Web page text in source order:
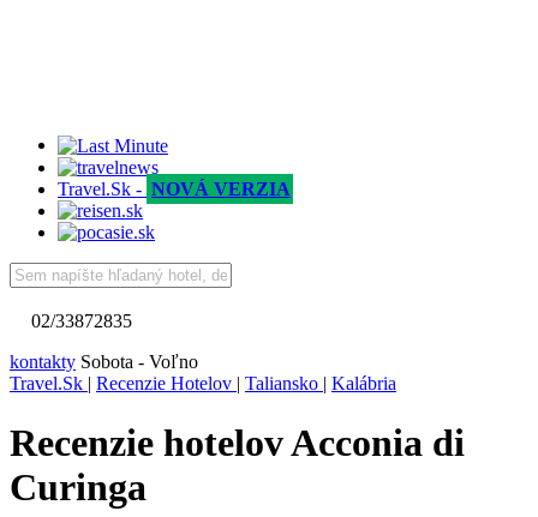
Travel.Sk - NOVÁ VERZIA
02/33872835
kontakty Sobota - Voľno
Travel.Sk | Recenzie Hotelov | Taliansko | Kalábria
Recenzie hotelov Acconia di
Curinga